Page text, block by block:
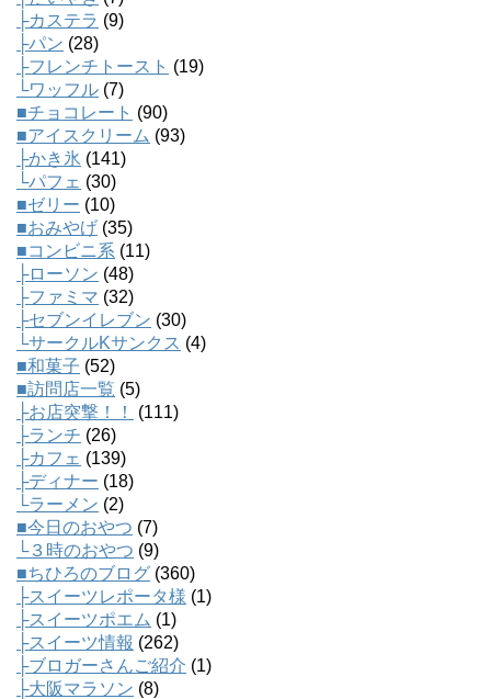
├カステラ (9)
├パン (28)
├フレンチトースト (19)
└ワッフル (7)
■チョコレート (90)
■アイスクリーム (93)
├かき氷 (141)
└パフェ (30)
■ゼリー (10)
■おみやげ (35)
■コンビニ系 (11)
├ローソン (48)
├ファミマ (32)
├セブンイレブン (30)
└サークルKサンクス (4)
■和菓子 (52)
■訪問店一覧 (5)
├お店突撃！！
(111)
├ランチ (26)
├カフェ (139)
├ディナー (18)
└ラーメン (2)
■今日のおやつ (7)
└３時のおやつ (9)
■ちひろのブログ (360)
├スイーツレポータ様 (1)
├スイーツポエム (1)
├スイーツ情報 (262)
├ブロガーさんご紹介 (1)
├大阪マラソン (8)